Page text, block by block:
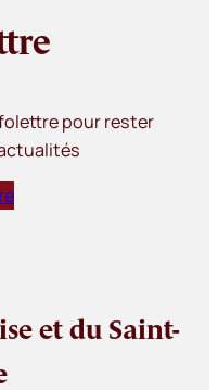
pour rester
et du Saint-